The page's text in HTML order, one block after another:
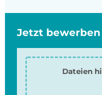
Jetzt bewerben
Dateien